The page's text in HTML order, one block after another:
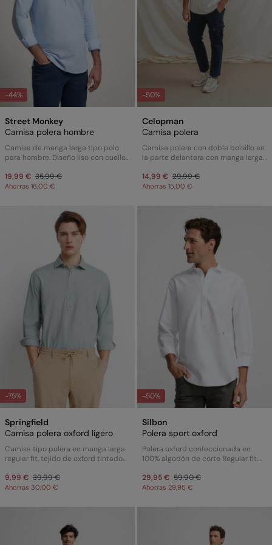
-44%
Street Monkey
Camisa polera hombre
Camisa de manga larga tipo polo
para hombre. Diseño liso con cuello
confeccionada en tejido ligero y
cómodo.
19,99 € 35,99 €
Ahorras 16,00 €
-50%
Celopman
Camisa polera
Camisa polera con doble bolsillo en
la parte delantera con manga larga,
regular fit.
14,99 € 29,99 €
Ahorras 15,00 €
-75%
Springfield
Camisa polera oxford ligero
Camisa tipo polera en manga larga
regular fit. tejido de oxford tintado
crudo, etiqueta decorativa en la
parte inferior izquierda y cinta de
9,99 € 39,99 €
Ahorras 30,00 €
-50%
Silbon
Polera sport oxford
Polera oxford confeccionada en
100% algodón de corte Regular fit.
botones personalizados y manga
larga de puño con botones. Cuenta
29,95 € 59,90 €
Ahorras 29,95 €